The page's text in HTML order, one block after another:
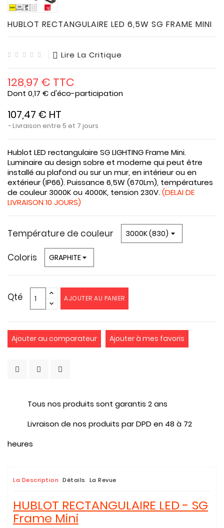
HALOGENE
/
IODURE
HUBLOT RECTANGULAIRE LED 6,5W SG FRAME MINI
Lire La Critique
128,97 € TTC
Dont 0,17 € d'éco-participation
107,47 € HT
Livraison entre 5 et 7 jours
Hublot LED rectangulaire SG LIGHTING Frame Mini.
Luminaire au design sobre et moderne qui peut être
installé au plafond ou sur un mur, en intérieur ou en
extérieur (IP66). Puissance 6,5W (670Lm), températures
de couleur 3000K ou 4000K, tension 230V.(DELAI DE
LIVRAISON 10 JOURS)
Température de couleur
Coloris
Qté AJOUTER AU PANIER
Ajouter au comparateur Ajouter à mes favoris
Tous nos produits sont garantis 2 ans
Livraison de nos produits par DPD en 48 à 72
heures
La Description Détails La Revue
HUBLOT RECTANGULAIRE LED - SG
Frame Mini